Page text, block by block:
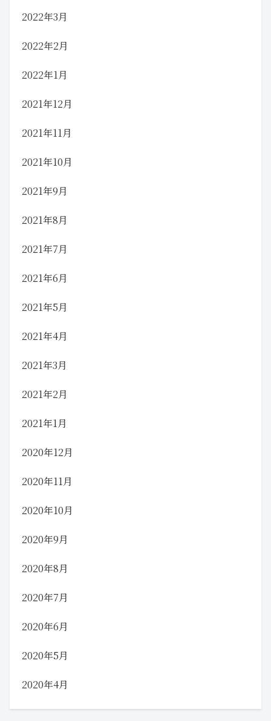
2022年3月
2022年2月
2022年1月
2021年12月
2021年11月
2021年10月
2021年9月
2021年8月
2021年7月
2021年6月
2021年5月
2021年4月
2021年3月
2021年2月
2021年1月
2020年12月
2020年11月
2020年10月
2020年9月
2020年8月
2020年7月
2020年6月
2020年5月
2020年4月